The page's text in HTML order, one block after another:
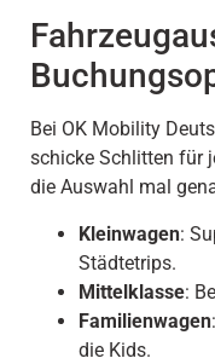
Bei OK Mobility
schicke Schlitten für
die Auswahl mal
Kleinwagen:
Städtetrips.
Mittelklasse:
Familienwagen
die Kids.